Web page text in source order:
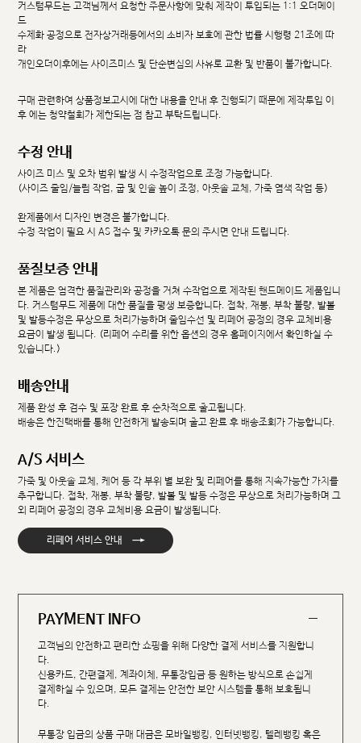
커스텀무드는 고객님께서 요청한 주문사항에 맞춰 제작이 투입되는 1:1 오더메이
드
수제화 공정으로 전자상거래등에서의 소비자 보호에 관한 법률 시행령 21조에 따
라
개인오더이후에는 사이즈미스 및 단순변심의 사유로 교환 및 반품이 불가합니다.
구매 관련하여 상품정보고시에 대한 내용을 안내 후 진행되기 때문에 제작투입 이
후 에는 청약철회가 제한되는 점 참고 부탁드립니다.
수정 안내
사이즈 미스 및 오차 범위 발생 시 수정작업으로 조정 가능합니다.
(사이즈 줄임/늘림 작업, 굽 및 인솔 높이 조정, 아웃솔 교체, 가죽 염색 작업 등)
완제품에서 디자인 변경은 불가합니다.
수정 작업이 필요 시 AS 접수 및 카카오톡 문의 주시면 안내 드립니다.
품질보증 안내
본 제품은 엄격한 품질관리와 공정을 거쳐 수작업으로 제작된 핸드메이드 제품입니
다. 커스텀무드 제품에 대한 품질을 평생 보증합니다. 접착, 재봉, 부착 불량, 발볼
및 발등수정은 무상으로 처리가능하며 줄임수선 및 리페어 공정의 경우 교체비용
요금이 발생 됩니다. (리페어 수리를 위한 옵션의 경우 홈페이지에서 확인하실 수
있습니다.)
배송안내
제품 완성 후 검수 및 포장 완료 후 순차적으로 출고됩니다.
배송은 한진택배를 통해 안전하게 발송되며 출고 완료 후 배송조회가 가능합니다.
A/S 서비스
가죽 및 아웃솔 교체, 케어 등 각 부위 별 보완 및 리페어를 통해 지속가능한 가치를
추구합니다. 접착, 재봉, 부착 불량, 발볼 및 발등 수정은 무상으로 처리가능하며 그
외 리페어 공정의 경우 교체비용 요금이 발생됩니다.
리페어 서비스 안내 →
PAYMENT INFO
고객님의 안전하고 편리한 쇼핑을 위해 다양한 결제 서비스를 지원합니
다.
신용카드, 간편결제, 계좌이체, 무통장입금 등 원하는 방식으로 손쉽게
결제하실 수 있으며, 모든 결제는 안전한 보안 시스템을 통해 보호됩니
다.
무통장 입금의 상품 구매 대금은 모바일뱅킹, 인터넷뱅킹, 텔레뱅킹 혹은